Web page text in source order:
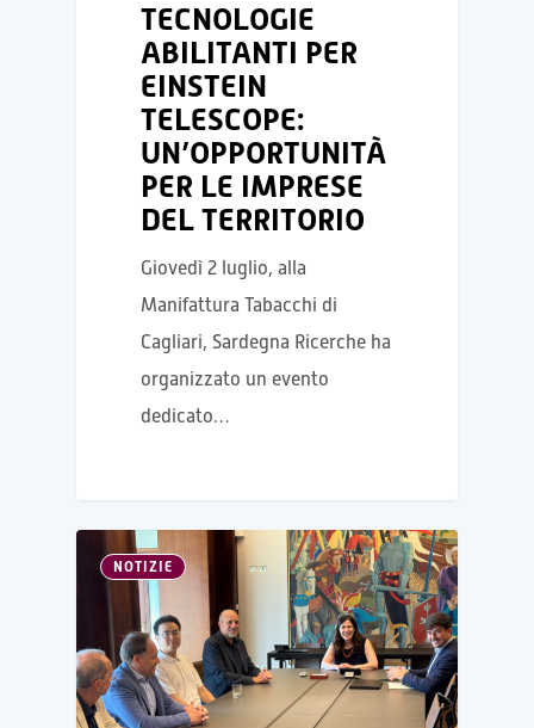
TECNOLOGIE
ABILITANTI PER
EINSTEIN
TELESCOPE:
UN’OPPORTUNITÀ
PER LE IMPRESE
DEL TERRITORIO
Giovedì 2 luglio, alla
Manifattura Tabacchi di
Cagliari, Sardegna Ricerche ha
organizzato un evento
dedicato…
NOTIZIE